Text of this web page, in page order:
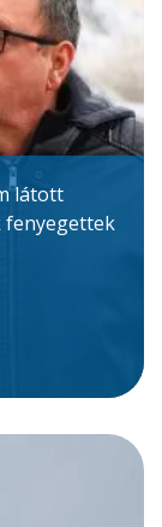
látott
fenyegettek